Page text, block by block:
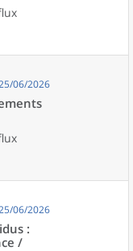
06/2026
06/2026
:
/